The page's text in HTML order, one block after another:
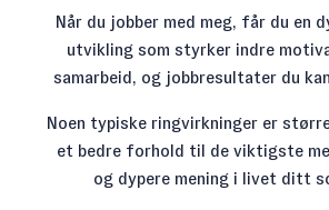
Når du jobber med meg, får du en
utvikling som styrker indre
samarbeid, og jobbresultater du
Noen typiske ringvirkninger er
et bedre forhold til de viktigste
og dypere mening i livet ditt